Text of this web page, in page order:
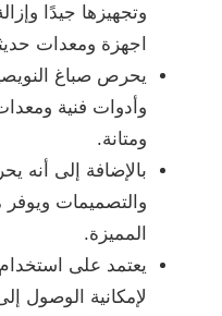
وتجهيزها جيدًا
اجهزة ومعدات
يحرص صباغ
وأدوات فنية
ومتانة.
بالإضافة إلى أنه
والتصميمات
المميزة.
يعتمد على
لإمكانية الوصول